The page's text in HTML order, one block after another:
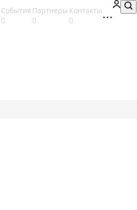
События Партнеры Контакты